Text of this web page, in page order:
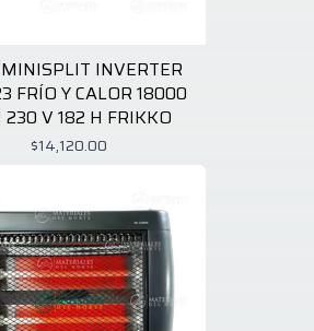
INVERTER
FRÍO Y CALOR 18000
230 V 182 H FRIKKO
$14,120.00